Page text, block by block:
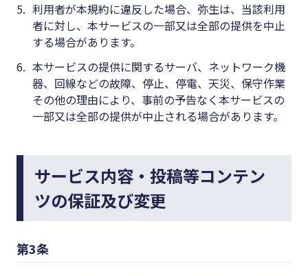
5. 利用者が本規約に違反した場合、弥生は、当該利用
者に対し、本サービスの一部又は全部の提供を中止
する場合があります。
6. 本サービスの提供に関するサーバ、ネットワーク機
器、回線などの故障、停止、停電、天災、保守作業
その他の理由により、事前の予告なく本サービスの
一部又は全部の提供が中止される場合があります。
サービス内容・投稿等コンテン
ツの保証及び変更
第3条